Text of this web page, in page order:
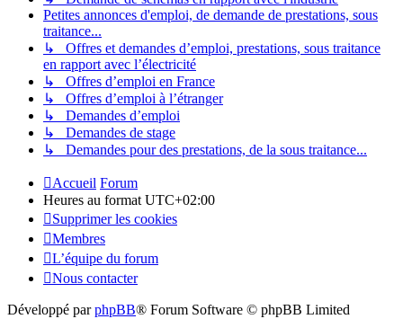
Petites annonces d'emploi, de demande de prestations, sous
traitance...
↳ Offres et demandes d’emploi, prestations, sous traitance
en rapport avec l’électricité
↳ Offres d’emploi en France
↳ Offres d’emploi à l’étranger
↳ Demandes d’emploi
↳ Demandes de stage
↳ Demandes pour des prestations, de la sous traitance...
Accueil Forum
Heures au format UTC+02:00
Supprimer les cookies
Membres
L’équipe du forum
Nous contacter
Développé parphpBB® Forum Software © phpBB Limited